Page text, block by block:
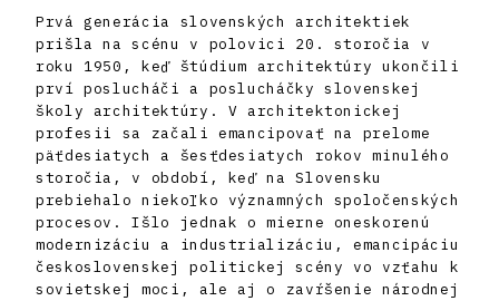
Prvá generácia slovenských architektiek
prišla na scénu v polovici 20. storočia v
roku 1950, keď štúdium architektúry ukončili
prví poslucháči a poslucháčky slovenskej
školy architektúry. V architektonickej
profesii sa začali emancipovať na prelome
päťdesiatych a šesťdesiatych rokov minulého
storočia, v období, keď na Slovensku
prebiehalo niekoľko významných spoločenských
procesov. Išlo jednak o mierne oneskorenú
modernizáciu a industrializáciu, emancipáciu
československej politickej scény vo vzťahu k
sovietskej moci, ale aj o zavŕšenie národnej